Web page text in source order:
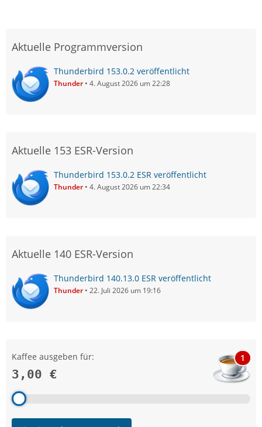
Aktuelle Programmversion
Thunderbird 153.0.2 veröffentlicht
Thunder 4. August 2026 um 22:28
Aktuelle 153 ESR-Version
Thunderbird 153.0.2 ESR veröffentlicht
Thunder 4. August 2026 um 22:34
Aktuelle 140 ESR-Version
Thunderbird 140.13.0 ESR veröffentlicht
Thunder 22. Juli 2026 um 19:16
Kaffee ausgeben für:
3,00 €
1